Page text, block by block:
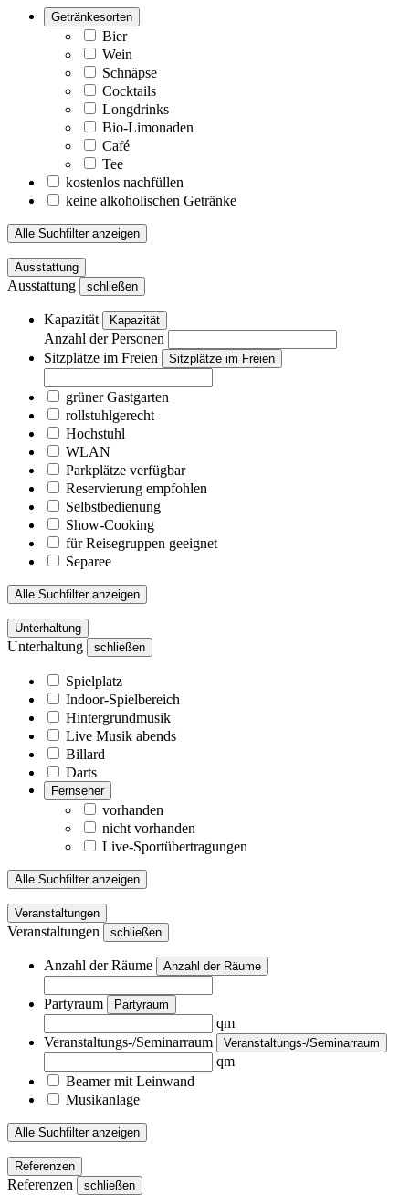
Getränkesorten
Bier
Wein
Schnäpse
Cocktails
Longdrinks
Bio-Limonaden
Café
Tee
kostenlos nachfüllen
keine alkoholischen Getränke
Alle Suchfilter anzeigen
Ausstattung
Ausstattung schließen
Kapazität Kapazität
Anzahl der Personen
Sitzplätze im Freien
Sitzplätze im Freien
grüner Gastgarten
rollstuhlgerecht
Hochstuhl
WLAN
Parkplätze verfügbar
Reservierung empfohlen
Selbstbedienung
Show-Cooking
für Reisegruppen geeignet
Separee
Alle Suchfilter anzeigen
Unterhaltung
Unterhaltung schließen
Spielplatz
Indoor-Spielbereich
Hintergrundmusik
Live Musik abends
Billard
Darts
Fernseher
vorhanden
nicht vorhanden
Live-Sportübertragungen
Alle Suchfilter anzeigen
Veranstaltungen
Veranstaltungen schließen
Anzahl der Räume Anzahl der Räume
Partyraum Partyraum
qm
Veranstaltungs-/Seminarraum
Veranstaltungs-/Seminarraum
qm
Beamer mit Leinwand
Musikanlage
Alle Suchfilter anzeigen
Referenzen
Referenzen schließen